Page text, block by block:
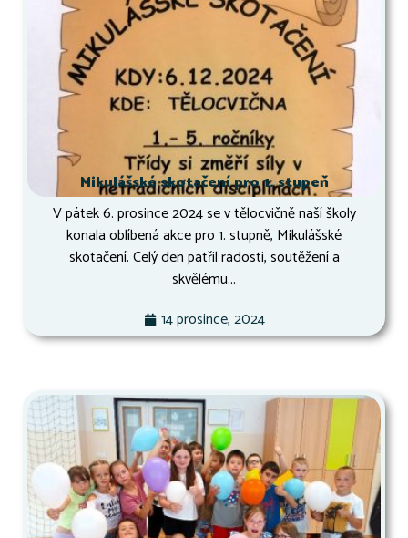
Mikulášské skotačení pro 1. stupeň
V pátek 6. prosince 2024 se v tělocvičně naší školy
konala oblíbená akce pro 1. stupně, Mikulášské
skotačení. Celý den patřil radosti, soutěžení a
skvělému...
14 prosince, 2024